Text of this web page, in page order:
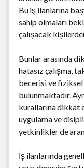
Bu iş ilanlarına
sahip olmaları
çalışacak
Bunlar arasında
hatasız çalışma,
becerisi ve fiziksel
bulunmaktadır.
kurallarına dikkat
uygulama ve
yetkinlikler de
İş ilanlarında